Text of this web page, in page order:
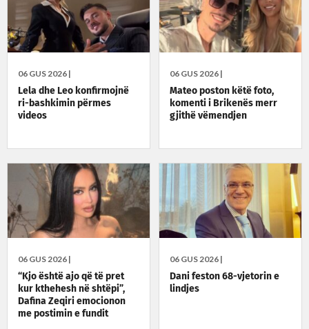
06 GUS 2026 |
Lela dhe Leo konfirmojnë
ri-bashkimin përmes
videos
06 GUS 2026 |
Mateo poston këtë foto,
komenti i Brikenës merr
gjithë vëmendjen
06 GUS 2026 |
“Kjo është ajo që të pret
kur kthehesh në shtëpi”,
Dafina Zeqiri emocionon
me postimin e fundit
06 GUS 2026 |
Dani feston 68-vjetorin e
lindjes